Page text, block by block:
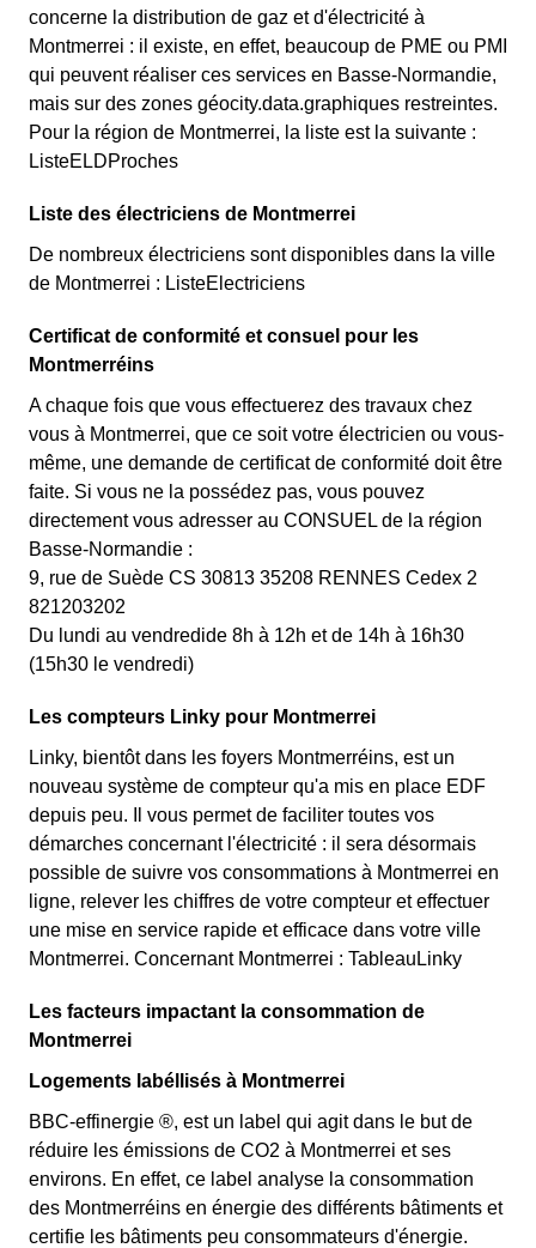
concerne la distribution de gaz et d'électricité à
Montmerrei : il existe, en effet, beaucoup de PME ou PMI
qui peuvent réaliser ces services en Basse-Normandie,
mais sur des zones géocity.data.graphiques restreintes.
Pour la région de Montmerrei, la liste est la suivante :
ListeELDProches
Liste des électriciens de Montmerrei
De nombreux électriciens sont disponibles dans la ville
de Montmerrei : ListeElectriciens
Certificat de conformité et consuel pour les
Montmerréins
A chaque fois que vous effectuerez des travaux chez
vous à Montmerrei, que ce soit votre électricien ou vous-
même, une demande de certificat de conformité doit être
faite. Si vous ne la possédez pas, vous pouvez
directement vous adresser au CONSUEL de la région
Basse-Normandie :
9, rue de Suède CS 30813 35208 RENNES Cedex 2
821203202
Du lundi au vendredide 8h à 12h et de 14h à 16h30
(15h30 le vendredi)
Les compteurs Linky pour Montmerrei
Linky, bientôt dans les foyers Montmerréins, est un
nouveau système de compteur qu'a mis en place EDF
depuis peu. Il vous permet de faciliter toutes vos
démarches concernant l'électricité : il sera désormais
possible de suivre vos consommations à Montmerrei en
ligne, relever les chiffres de votre compteur et effectuer
une mise en service rapide et efficace dans votre ville
Montmerrei. Concernant Montmerrei : TableauLinky
Les facteurs impactant la consommation de
Montmerrei
Logements labéllisés à Montmerrei
BBC-effinergie ®, est un label qui agit dans le but de
réduire les émissions de CO2 à Montmerrei et ses
environs. En effet, ce label analyse la consommation
des Montmerréins en énergie des différents bâtiments et
certifie les bâtiments peu consommateurs d'énergie.